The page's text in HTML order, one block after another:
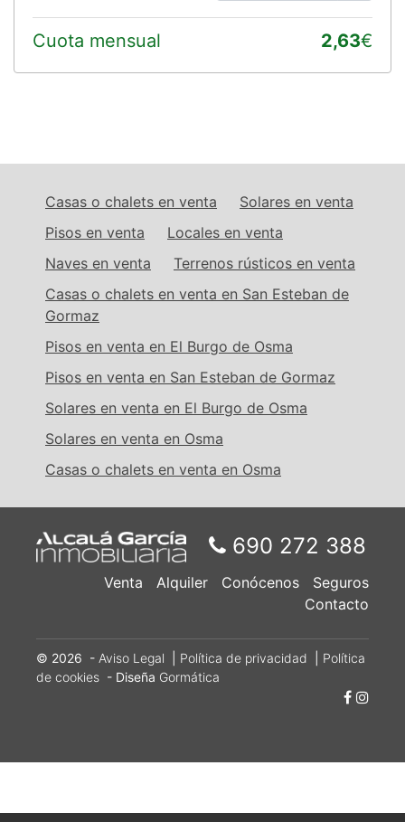
Cuota mensual 2,63€
Casas o chalets en venta
Solares en venta
Pisos en venta
Locales en venta
Naves en venta
Terrenos rústicos en venta
Casas o chalets en venta en San Esteban de
Gormaz
Pisos en venta en El Burgo de Osma
Pisos en venta en San Esteban de Gormaz
Solares en venta en El Burgo de Osma
Solares en venta en Osma
Casas o chalets en venta en Osma
690 272 388
Venta Alquiler Conócenos
Seguros
Contacto
© 2026 - Aviso Legal Política de privacidad
Política
de cookies - Diseña Gormática